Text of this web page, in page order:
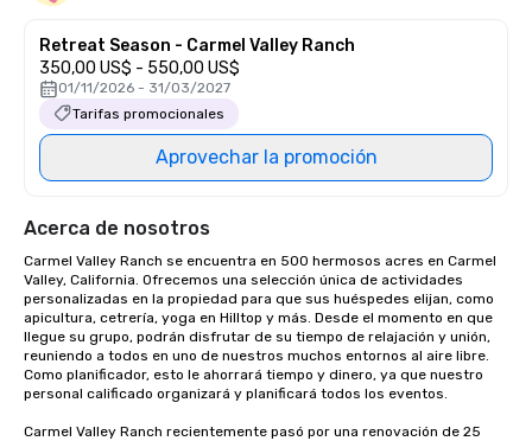
Retreat Season - Carmel Valley Ranch
350,00 US$ - 550,00 US$
01/11/2026 - 31/03/2027
Tarifas promocionales
Aprovechar la promoción
Acerca de nosotros
Carmel Valley Ranch se encuentra en 500 hermosos acres en Carmel
Valley, California. Ofrecemos una selección única de actividades
personalizadas en la propiedad para que sus huéspedes elijan, como
apicultura, cetrería, yoga en Hilltop y más. Desde el momento en que
llegue su grupo, podrán disfrutar de su tiempo de relajación y unión,
reuniendo a todos en uno de nuestros muchos entornos al aire libre.
Como planificador, esto le ahorrará tiempo y dinero, ya que nuestro
personal calificado organizará y planificará todos los eventos.
Carmel Valley Ranch recientemente pasó por una renovación de 25